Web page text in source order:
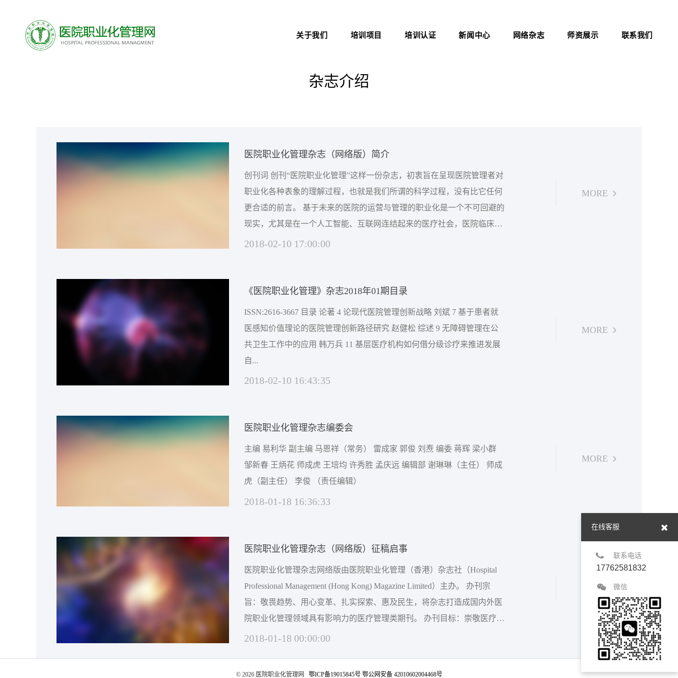
关于我们
业
培训项目
心理治疗师
医务社工师
培训认证 新闻中心
新闻动态
网络杂志 师资展示 联系我们
杂志介绍
医院职业化管理杂志（网络版）简介
创刊词 创刊“医院职业化管理”这样一份杂志，初衷旨在呈现医院管理者对
职业化各种表象的理解过程，也就是我们所谓的科学过程，没有比它任何
更合适的前言。 基于未来的医院的运营与管理的职业化是一个不可回避的
现实，尤其是在一个人工智能、互联网连结起来的医疗社会，医院临床、
护理、医技、行政后勤五大职业的管理，需要共同努力打破成见，来扩大
MORE
2018-02-10 17:00:00
《医院职业化管理》杂志2018年01期目录
ISSN:2616-3667 目录 论著 4 论现代医院管理创新战略 刘斌 7 基于患者就
医感知价值理论的医院管理创新路径研究 赵健松 综述 9 无障碍管理在公
共卫生工作中的应用 韩万兵 11 基层医疗机构如何借分级诊疗来推进发展
自...
MORE
2018-02-10 16:43:35
医院职业化管理杂志编委会
主编 易利华 副主编 马恩祥（常务） 雷成家 郭俊 刘焘 编委 蒋辉 梁小群
邹新春 王炳花 师成虎 王培均 许秀胜 孟庆远 编辑部 谢琳琳（主任） 师成
虎（副主任） 李俊 （责任编辑）
MORE
2018-01-18 16:36:33
医院职业化管理杂志（网络版）征稿启事
医院职业化管理杂志网络版由医院职业化管理（香港）杂志社（Hospital
Professional Management (Hong Kong) Magazine Limited）主办。 办刊宗
旨：敬畏趋势、用心变革、扎实探索、惠及民生，将杂志打造成国内外医
院职业化管理领域具有影响力的医疗管理类期刊。 办刊目标：崇敬医疗，
不忘初心，《医院职业化管理》（网络版）将携手广大医院管理师、行业
MORE
2018-01-18 00:00:00
©️ 2026 医院职业化管理网 鄂ICP备19015845号 鄂公网安备 42010602004468号
在线客服
联系电话
17762581832
微信